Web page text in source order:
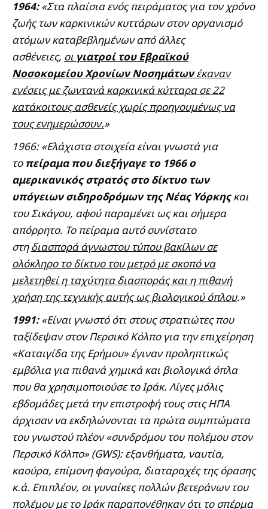
1964:«Στα πλαίσια ενός πειράματος για τον χρόνο
ζωής των καρκινικών κυττάρων στον οργανισμό
ατόμων καταβεβλημένων από άλλες
ασθένειες, οι γιατροί του Εβραϊκού
Νοσοκομείου Χρονίων Νοσημάτωνέκαναν
ενέσεις με ζωντανά καρκινικά κύτταρα σε 22
κατάκοιτους ασθενείς χωρίς προηγουμένως να
τους ενημερώσουν.»
1966: «Ελάχιστα στοιχεία είναι γνωστά για
το πείραμα που διεξήγαγε το 1966 ο
αμερικανικός στρατός στο δίκτυο των
υπόγειων σιδηροδρόμων της Νέας Υόρκηςκαι
του Σικάγου, αφού παραμένει ως και σήμερα
απόρρητο. Το πείραμα αυτό συνίστατο
στηδιασπορά άγνωστου τύπου βακίλων σε
ολόκληρο το δίκτυο του μετρό με σκοπό να
μελετηθεί η ταχύτητα διασποράς και η πιθανή
χρήση της τεχνικής αυτής ως βιολογικού όπλου.»
1991:«Είναι γνωστό ότι στους στρατιώτες που
ταξίδεψαν στον Περσικό Κόλπο για την επιχείρηση
«Καταιγίδα της Ερήμου» έγιναν προληπτικώς
εμβόλια για πιθανά χημικά και βιολογικά όπλα
που θα χρησιμοποιούσε το Ιράκ. Λίγες μόλις
εβδομάδες μετά την επιστροφή τους στις ΗΠΑ
άρχισαν να εκδηλώνονται τα πρώτα συμπτώματα
του γνωστού πλέον «συνδρόμου του πολέμου στον
Περσικό Κόλπο» (GWS): εξανθήματα, ναυτία,
καούρα, επίμονη φαγούρα, διαταραχές της όρασης
κ.ά. Επιπλέον, οι γυναίκες πολλών βετεράνων του
πολέμου με το Ιράκ παραπονέθηκαν ότι το σπέρμα